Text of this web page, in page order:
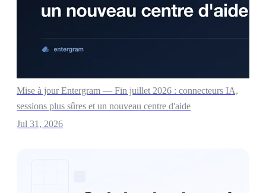
Mise à jour Entergram — Fin juillet 2026 : connecteurs IA,
sessions plus sûres et un nouveau centre d'aide
Jul 31, 2026